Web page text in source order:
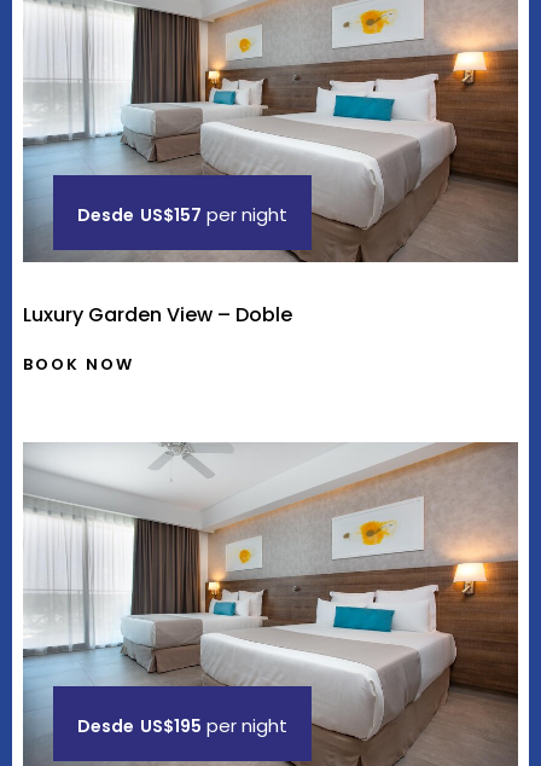
Desde US$157 per night
Luxury Garden View – Doble
BOOK NOW
Desde US$195 per night